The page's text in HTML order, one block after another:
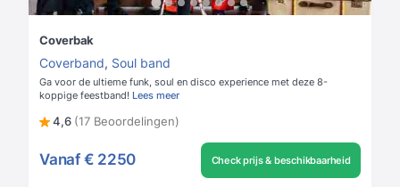
Coverbak
Coverband, Soul band
Ga voor de ultieme funk, soul en disco experience met deze 8-
koppige feestband! Lees meer
4,6 (17 Beoordelingen)
Vanaf € 2250 Check prijs & beschikbaarheid